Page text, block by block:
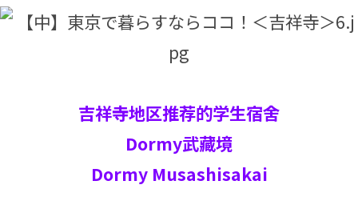
吉祥寺地区推荐的学生宿舍
Dormy武藏境
Dormy Musashisakai